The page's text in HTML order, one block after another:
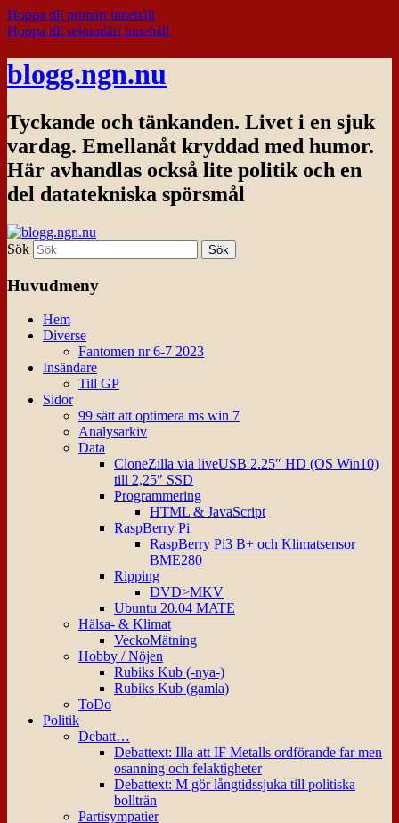
Hoppa till primärt innehåll
Hoppa till sekundärt innehåll
blogg.ngn.nu
Tyckande och tänkanden. Livet i en sjuk
vardag. Emellanåt kryddad med humor.
Här avhandlas också lite politik och en
del datatekniska spörsmål
Sök
Huvudmeny
Hem
Diverse
Fantomen nr 6-7 2023
Insändare
Till GP
Sidor
99 sätt att optimera ms win 7
Analysarkiv
Data
CloneZilla via liveUSB 2.25″ HD (OS Win10)
till 2,25″ SSD
Programmering
HTML & JavaScript
RaspBerry Pi
RaspBerry Pi3 B+ och Klimatsensor
BME280
Ripping
DVD>MKV
Ubuntu 20.04 MATE
Hälsa- & Klimat
VeckoMätning
Hobby / Nöjen
Rubiks Kub (-nya-)
Rubiks Kub (gamla)
ToDo
Politik
Debatt…
Debattext: Illa att IF Metalls ordförande far men
osanning och felaktigheter
Debattext: M gör långtidssjuka till politiska
bollträn
Partisympatier